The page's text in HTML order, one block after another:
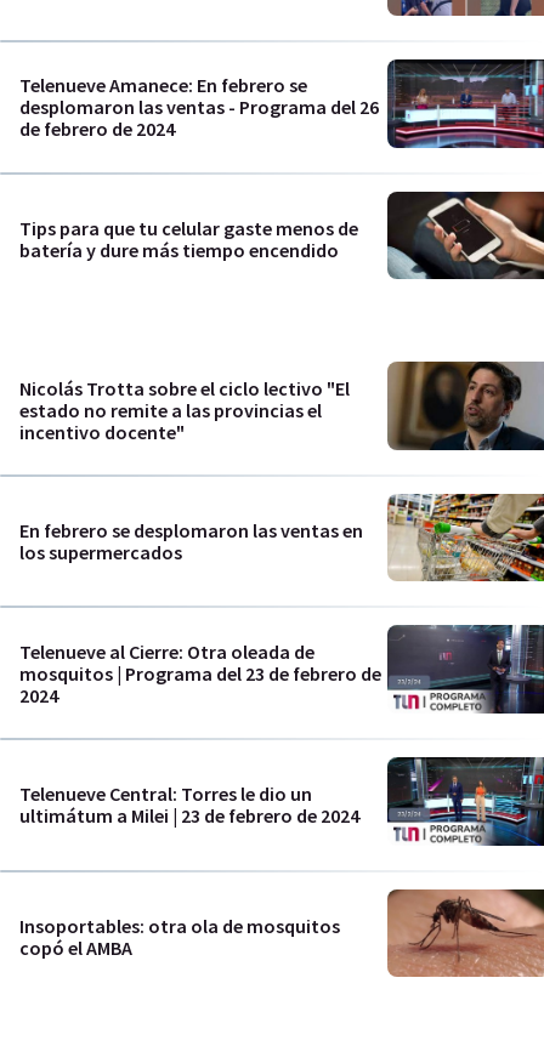
Telenueve Amanece: En febrero se
desplomaron las ventas - Programa del 26
de febrero de 2024
Tips para que tu celular gaste menos de
batería y dure más tiempo encendido
Nicolás Trotta sobre el ciclo lectivo "El
estado no remite a las provincias el
incentivo docente"
En febrero se desplomaron las ventas en
los supermercados
Telenueve al Cierre: Otra oleada de
mosquitos | Programa del 23 de febrero de
2024
Telenueve Central: Torres le dio un
ultimátum a Milei | 23 de febrero de 2024
Insoportables: otra ola de mosquitos
copó el AMBA